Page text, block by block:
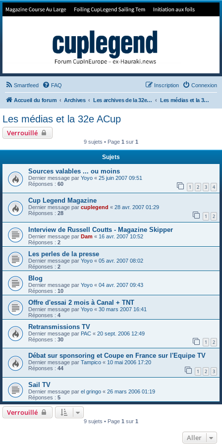
Forum de Cup In Europe
Smartfeed FAQ Connexion
Inscription
Accueil du forum Archives Les archives de la 32e America's Cup Les médias et la 32e ACup
Les médias et la 32e ACup
Verrouillé
9 sujets • Page 1 sur 1
Sujets
Sources valables ... ou moins
Dernier message par Yoyo « 25 juin 2007 09:51
Réponses : 60 1 2 3 4
Cup Legend Magazine
Dernier message par cuplegend « 28 avr. 2007 01:29
Réponses : 28 1 2
Interview de Russell Coutts - Magazine Skipper
Dernier message par Dam « 16 avr. 2007 10:52
Réponses : 2
Les perles de la presse
Dernier message par Yoyo « 05 avr. 2007 08:02
Réponses : 2
Blog
Dernier message par Yoyo « 04 avr. 2007 09:43
Réponses : 10
Offre d'essai 2 mois à Canal + TNT
Dernier message par Yoyo « 30 mars 2007 16:41
Réponses : 4
Retransmissions TV
Dernier message par PAC « 20 sept. 2006 12:49
Réponses : 30 1 2
Débat sur sponsoring et Coupe en France sur l'Equipe TV
Dernier message par Tampico « 10 mai 2006 17:20
Réponses : 44 1 2 3
Sail TV
Dernier message par el gringo « 26 mars 2006 01:19
Réponses : 5
Verrouillé
9 sujets • Page 1 sur 1
Aller